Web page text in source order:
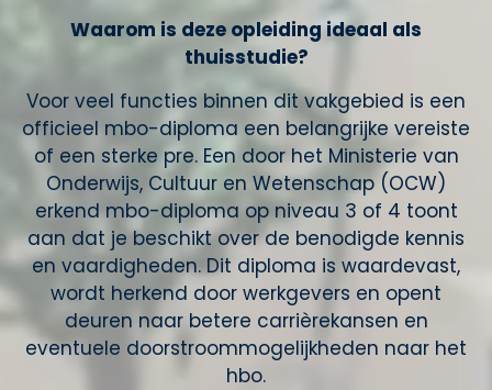
Waarom is deze opleiding ideaal als
thuisstudie?
Voor veel functies binnen dit vakgebied is een
officieel mbo-diploma een belangrijke vereiste
of een sterke pre. Een door het Ministerie van
Onderwijs, Cultuur en Wetenschap (OCW)
erkend mbo-diploma op niveau 3 of 4 toont
aan dat je beschikt over de benodigde kennis
en vaardigheden. Dit diploma is waardevast,
wordt herkend door werkgevers en opent
deuren naar betere carrièrekansen en
eventuele doorstroommogelijkheden naar het
hbo.